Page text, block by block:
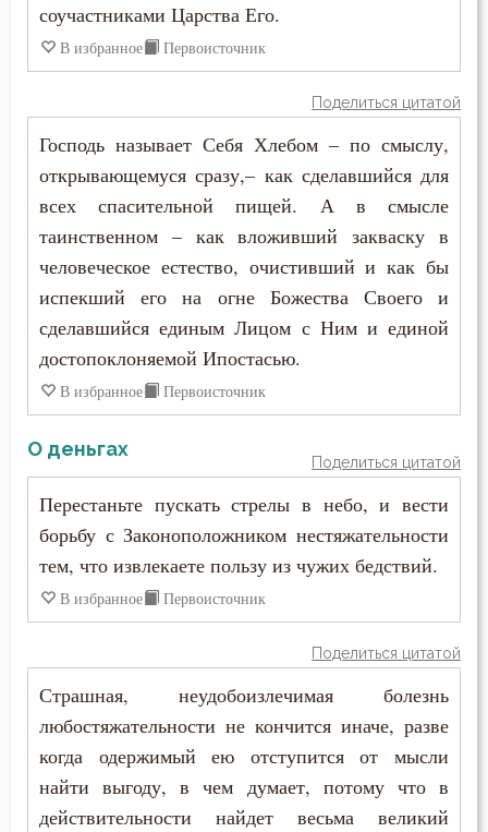
Семья
Скорбь
Слава
Славолюбие
Слезы
Смерть
Смирение
Смысл жизни
Соблазн
Совершенство
Совесть
соучастниками Царства Его.
В избранное Первоисточник
Поделиться цитатой
Господь называет Себя Хлебом – по смыслу,
открывающемуся сразу,– как сделавшийся для
всех спасительной пищей. А в смысле
таинственном – как вложивший закваску в
человеческое естество, очистивший и как бы
испекший его на огне Божества Своего и
сделавшийся единым Лицом с Ним и единой
достопоклоняемой Ипостасью.
В избранное Первоисточник
О деньгах
Поделиться цитатой
Перестаньте пускать стрелы в небо, и вести
борьбу с Законоположником нестяжательности
тем, что извлекаете пользу из чужих бедствий.
В избранное Первоисточник
Поделиться цитатой
Страшная, неудобоизлечимая болезнь
любостяжательности не кончится иначе, разве
когда одержимый ею отступится от мысли
найти выгоду, в чем думает, потому что в
действительности найдет весьма великий